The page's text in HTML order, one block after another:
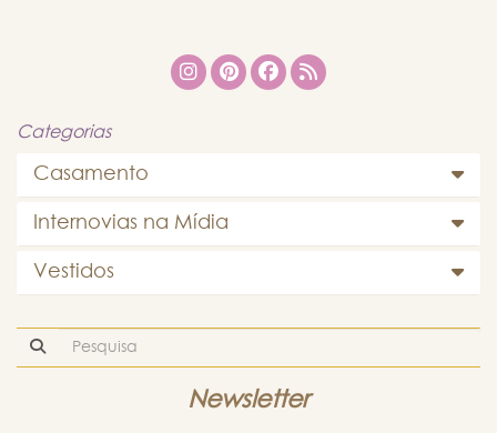
Categorias
Casamento
Internovias na Mídia
Vestidos
Newsletter